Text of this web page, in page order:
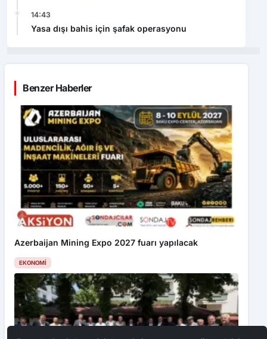
14:43
Yasa dışı bahis için şafak operasyonu
Benzer Haberler
Azerbaijan Mining Expo 2027 fuarı yapılacak
EKONOMI